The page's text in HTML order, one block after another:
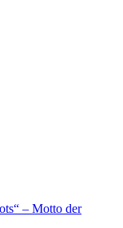
– Motto der